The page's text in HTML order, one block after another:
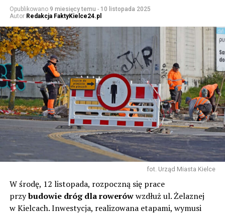
Opublikowano 9 miesięcy temu - 10 listopada 2025
Autor Redakcja FaktyKielce24.pl
fot. Urząd Miasta Kielce
W środę, 12 listopada, rozpoczną się prace
przybudowie dróg dla rowerówwzdłuż ul. Żelaznej
w Kielcach. Inwestycja, realizowana etapami, wymusi